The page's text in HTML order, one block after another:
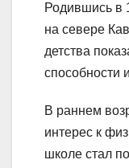
Родившись в
на севере
детства
способности
В раннем
интерес к
школе стал